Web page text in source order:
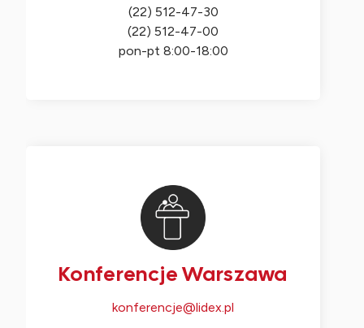
(22) 512-47-30
(22) 512-47-00
pon-pt 8:00-18:00
Konferencje Warszawa
konferencje@lidex.pl